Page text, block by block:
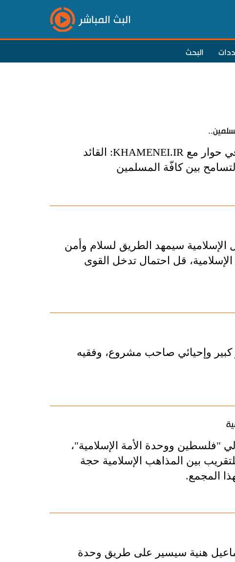
البث المباشر
البحث
مفتي الجمهورية التونسية الشيخ هشام بن محمود في حوار مع KHAMENEI.IR: القائد
بين كافّة المسلمين
الإسلامية سيمهد الطريق لسلام وأمن
قل احتمال تدخل القوى
كبير وإحيائي صاحب مشروع، وفقيه
"فلسطين ووحدة الأمة الإسلامية"،
بين المذاهب الإسلامية حجة
المجمع.
هنية سيسير على طريق وحدة